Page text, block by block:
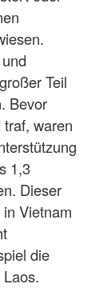
Teil
Bevor
waren
1,3
Dieser
Vietnam
die